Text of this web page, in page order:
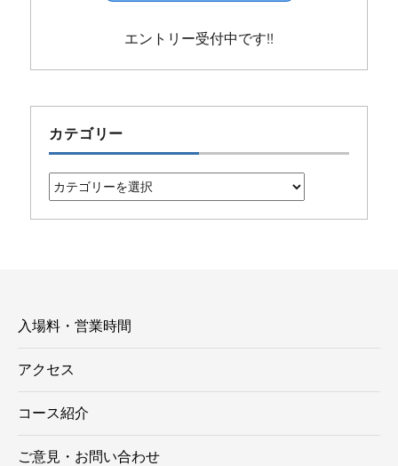
エントリー受付中です!!
カテゴリー
カ
テ
ゴ
入場料・営業時間
アクセス
コース紹介
ご意見・お問い合わせ